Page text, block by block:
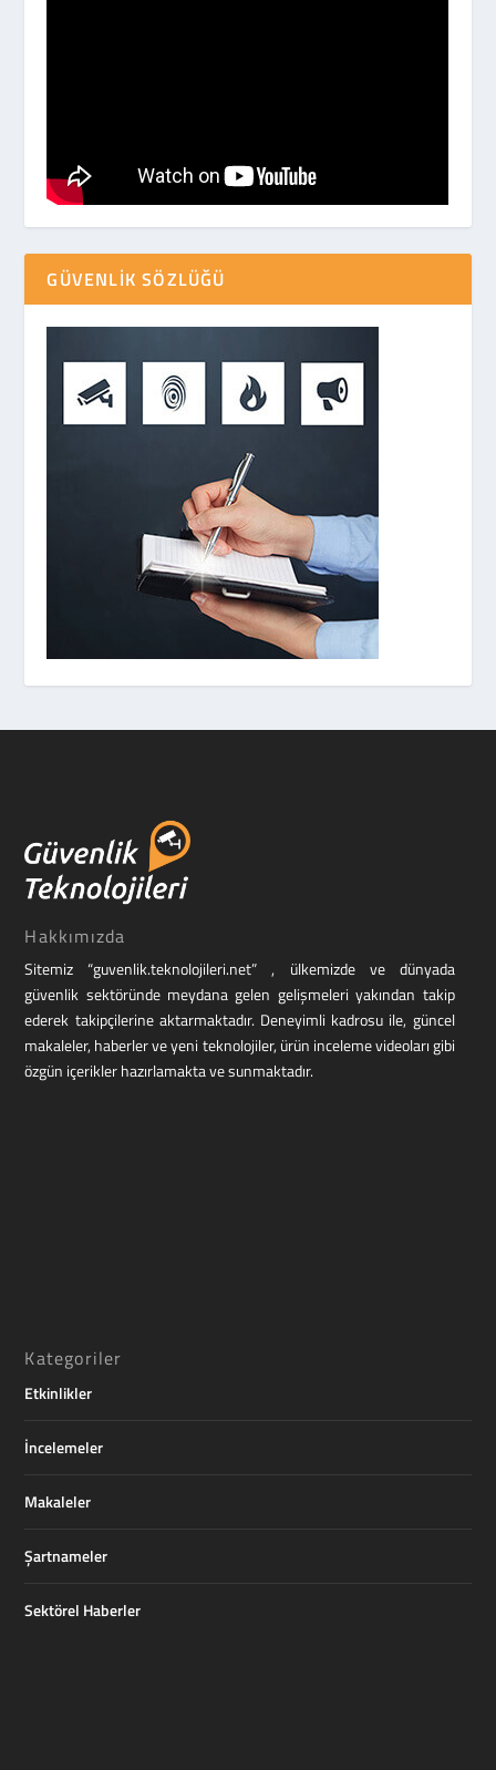
GÜVENLIK SÖZLÜĞÜ
Hakkımızda
Sitemiz “guvenlik.teknolojileri.net” , ülkemizde ve dünyada
güvenlik sektöründe meydana gelen gelişmeleri yakından takip
ederek takipçilerine aktarmaktadır. Deneyimli kadrosu ile, güncel
makaleler, haberler ve yeni teknolojiler, ürün inceleme videoları gibi
özgün içerikler hazırlamakta ve sunmaktadır.
Kategoriler
Etkinlikler
İncelemeler
Makaleler
Şartnameler
Sektörel Haberler